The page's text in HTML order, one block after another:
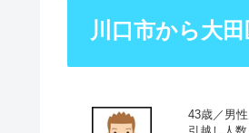
川口市から大
43歳／男性